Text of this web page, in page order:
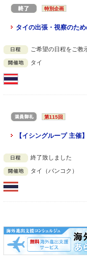
特別企画
タイの出張・視察のた
ご希望の日程をご教
タイ
第115回
【イシングループ 主催
終了致しました
タイ（バンコク）